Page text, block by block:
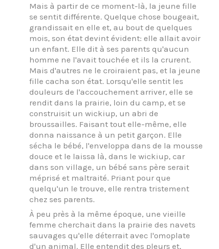
Mais à partir de ce moment-là, la jeune fille
se sentit différente. Quelque chose bougeait,
grandissait en elle et, au bout de quelques
mois, son état devint évident: elle allait avoir
un enfant. Elle dit à ses parents qu'aucun
homme ne l'avait touchée et ils la crurent.
Mais d'autres ne le croiraient pas, et la jeune
fille cacha son état. Lorsqu'elle sentit les
douleurs de l'accouchement arriver, elle se
rendit dans la prairie, loin du camp, et se
construisit un wickiup, un abri de
broussailles. Faisant tout elle-même, elle
donna naissance à un petit garçon. Elle
sécha le bébé, l'enveloppa dans de la mousse
douce et le laissa là, dans le wickiup, car
dans son village, un bébé sans père serait
méprisé et maltraité. Priant pour que
quelqu'un le trouve, elle rentra tristement
chez ses parents.
À peu près à la même époque, une vieille
femme cherchait dans la prairie des navets
sauvages qu'elle déterrait avec l'omoplate
d'un animal. Elle entendit des pleurs et,